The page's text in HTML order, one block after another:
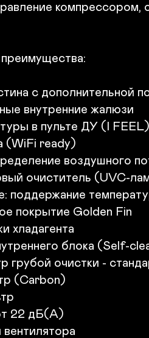
с дополнительной
внутренние жалюзи
в пульте ДУ (I FEEL)
(WiFi ready)
воздушного
очиститель (UVC-
поддержание
покрытие Golden Fin
хладагента
блока (Self-
грубой очистки -
(Carbon)
22 дБ(А)
вентилятора